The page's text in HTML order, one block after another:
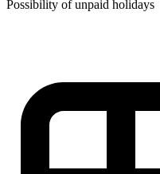
Possibility of unpaid holidays